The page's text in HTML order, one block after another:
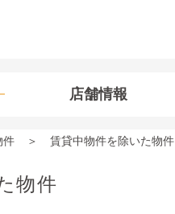
店舗情報
件 賃貸中物件を除いた物件
物件